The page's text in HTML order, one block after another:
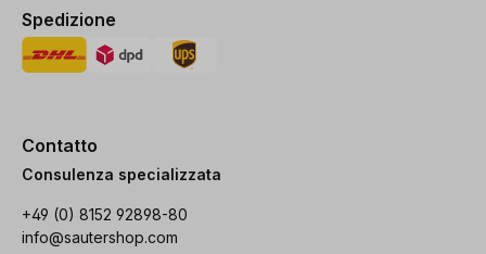
Spedizione
Contatto
Consulenza specializzata
+49 (0) 8152 92898-80
info@sautershop.com